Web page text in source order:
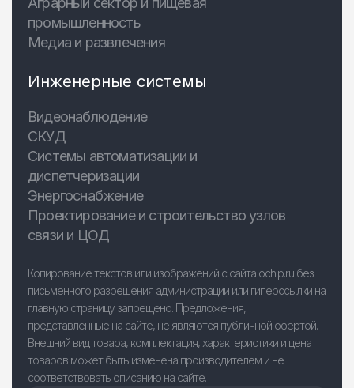
промышленность
Медиа и развлечения
Инженерные системы
Видеонаблюдение
СКУД
Системы автоматизации и
диспетчеризации
Энергоснабжение
Проектирование и строительство узлов
связи и ЦОД
Копирование текстов или изображений с сайта ochip.ru без
письменного разрешения администрации или гиперссылки на
главную страницу запрещено. Предложения,
представленные на сайте, не являются публичной офертой.
Внешний вид товара, комплектация, характеристики и цена
товаров может быть изменена производителем и не
соответствовать описанию на сайте.